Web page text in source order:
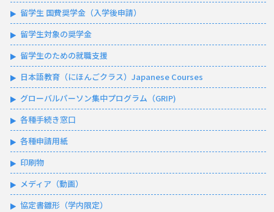
留学生 国費奨学金（入学後申請）
留学生対象の奨学金
留学生のための就職支援
日本語教育（にほんごクラス）Japanese Courses
グローバルパーソン集中プログラム（GRIP)
各種手続き窓口
各種申請用紙
印刷物
メディア（動画）
協定書雛形（学内限定）